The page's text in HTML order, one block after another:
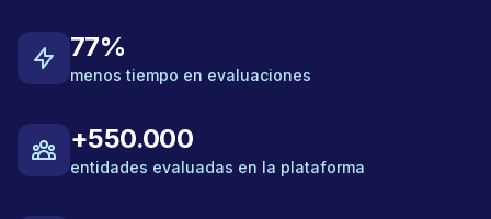
77%
menos tiempo en evaluaciones
+550.000
entidades evaluadas en la plataforma